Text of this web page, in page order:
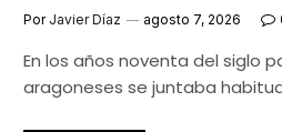
Por Javier Díaz agosto 7, 2026
En los años noventa del siglo
aragoneses se juntaba